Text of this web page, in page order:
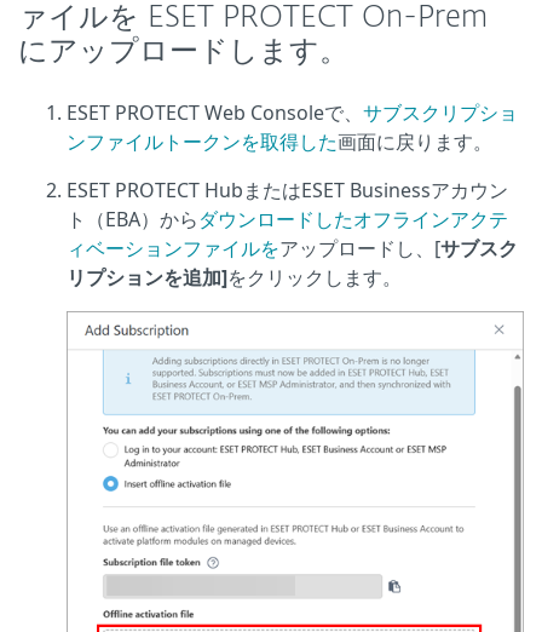
ァイルを ESET PROTECT On-Prem
にアップロードします。
ESET PROTECT Web Consoleで、 サブスクリプショ
ンファイルトークンを取得した画面に戻ります。
ESET PROTECT HubまたはESET Businessアカウン
ト（EBA）からダウンロードしたオフラインアクテ
ィベーションファイルをアップロードし、[サブスク
リプションを追加]をクリックします。